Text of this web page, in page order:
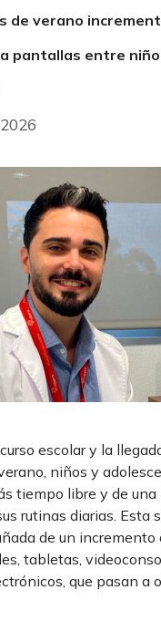
de verano
pantallas entre
escolar y la
niños y
tiempo libre y de una
rutinas diarias. Esta
de un incremento
tabletas,
que pasan a